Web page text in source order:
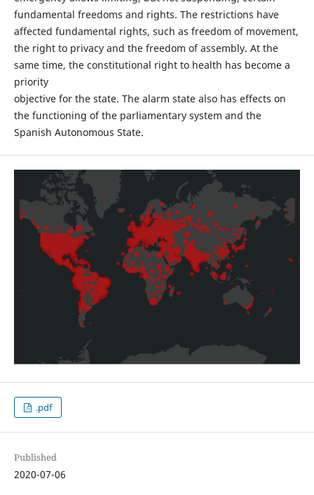
fundamental freedoms and rights. The restrictions have
affected fundamental rights, such as freedom of movement,
the right to privacy and the freedom of assembly. At the
same time, the constitutional right to health has become a
priority
objective for the state. The alarm state also has effects on
the functioning of the parliamentary system and the
Spanish Autonomous State.
.pdf
Published
2020-07-06